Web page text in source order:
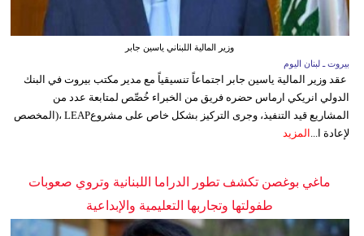
وزير المالية اللبناني ياسين جابر
بيروت ـ لبنان اليوم
عقد وزير المالية ياسين جابر اجتماعاً تنسيقياً مع مدير مكتب بيروت في البنك
الدولي انريكي ارماس حضره فريق من الخبراء خُصِّص لمتابعة عدد من
المشاريع قيد التنفيذ، وجرى التركيز بشكل خاص على مشروعLEAP ،(المخصص
لإعادة ا...
المزيد
ماغي بوغصن تكشف تطور الدراما اللبنانية وتروي صعوبات
طفولتها وتجاربها التعليمية والإبداعية